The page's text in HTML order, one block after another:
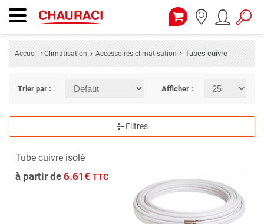
Accueil Climatisation Accessoires climatisation Tubes cuivre
Trier par : Afficher :
Filtres
Tube cuivre isolé
à partir de 6.61€ TTC